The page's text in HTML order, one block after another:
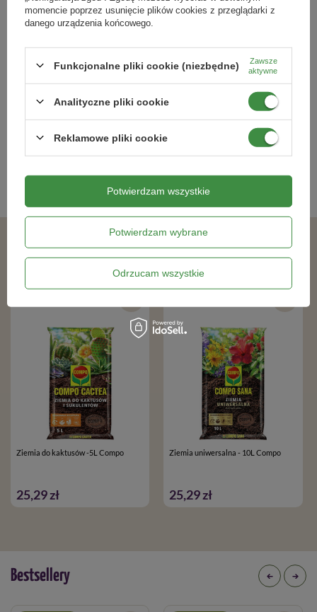
torf
aktywator korzeni
nawozy
Opakowanie:10L
Podłoże uniwersalne -10L Compo
27,49 zł
Ziemia do kaktusów -5L Compo
Kategorie powiązane
Podobne produkty
Ziemia do kaktusów -5L Compo
25,29 zł
Ziemia uniwersalna - 10L Compo
25,29 zł
Bestsellery
momencie poprzez usunięcie plików cookies z przeglądarki z
danego urządzenia końcowego.
Funkcjonalne pliki cookie (niezbędne)
Zawsze
aktywne
Analityczne pliki cookie
Reklamowe pliki cookie
Potwierdzam wybrane
Odrzucam wszystkie
Potwierdzam wszystkie